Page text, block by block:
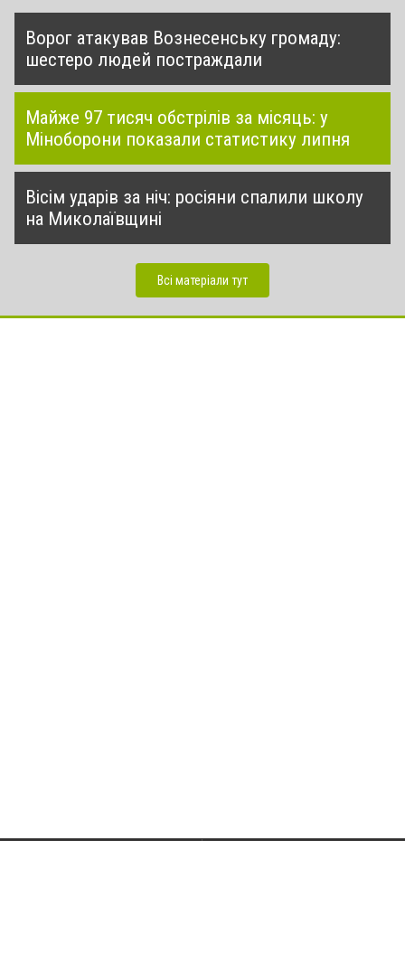
Ворог атакував Вознесенську громаду:
шестеро людей постраждали
Майже 97 тисяч обстрілів за місяць: у
Міноборони показали статистику липня
Вісім ударів за ніч: росіяни спалили школу
на Миколаївщині
Всі матеріали тут